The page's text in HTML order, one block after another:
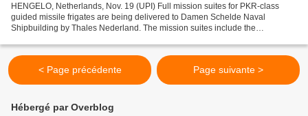
HENGELO, Netherlands, Nov. 19 (UPI) Full mission suites for PKR-class
guided missile frigates are being delivered to Damen Schelde Naval
Shipbuilding by Thales Nederland. The mission suites include the
< Page précédente Page suivante >
Hébergé par Overblog